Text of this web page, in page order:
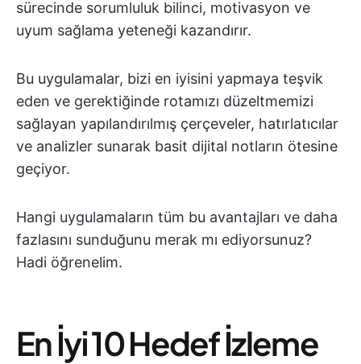
sürecinde sorumluluk bilinci, motivasyon ve
uyum sağlama yeteneği kazandırır.
Bu uygulamalar, bizi en iyisini yapmaya teşvik
eden ve gerektiğinde rotamızı düzeltmemizi
sağlayan yapılandırılmış çerçeveler, hatırlatıcılar
ve analizler sunarak basit dijital notların ötesine
geçiyor.
Hangi uygulamaların tüm bu avantajları ve daha
fazlasını sunduğunu merak mı ediyorsunuz?
Hadi öğrenelim.
En İyi 10 Hedef İzleme